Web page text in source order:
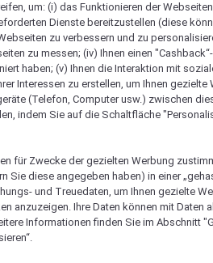
um: (i) das Funktionieren der
Dienste bereitzustellen (diese
zu verbessern und zu
zu messen; (iv) Ihnen einen
haben; (v) Ihnen die Interaktion mit
Interessen zu erstellen, um Ihnen gezielte
(Telefon, Computer usw.) zwischen
indem Sie auf die Schaltfläche
für Zwecke der gezielten Werbung
Sie diese angegeben haben) in einer
und Treuedaten, um Ihnen gezielte
anzuzeigen. Ihre Daten können mit Daten
Informationen finden Sie im Abschnitt